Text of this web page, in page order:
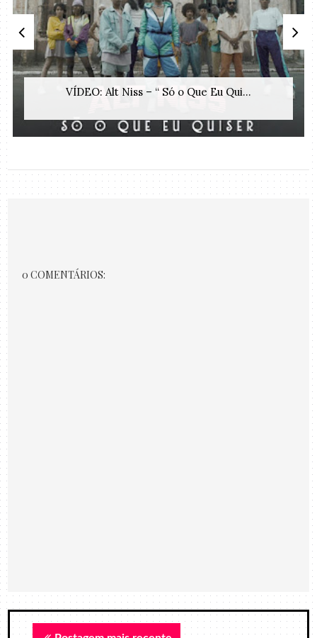
VÍDEO: Alt Niss – “ Só o Que Eu Qui...
0 COMENTÁRIOS: